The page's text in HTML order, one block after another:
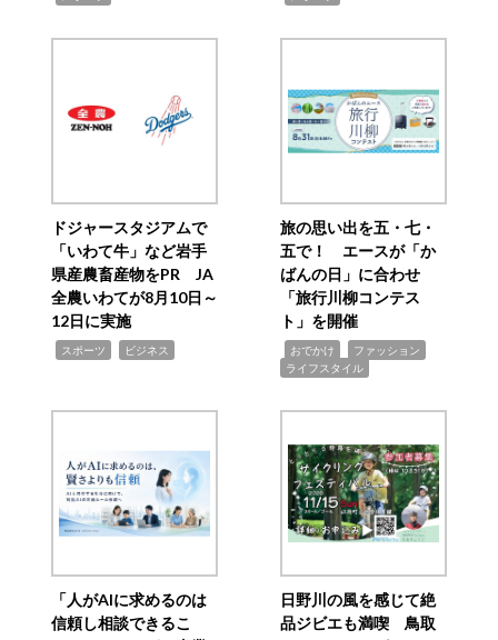
ドジャースタジアムで
「いわて牛」など岩手
県産農畜産物をPR JA
全農いわてが8月10日～
12日に実施
スポーツ ビジネス
旅の思い出を五・七・
五で！ エースが「か
ばんの日」に合わせ
「旅行川柳コンテス
ト」を開催
おでかけ ファッション
ライフスタイル
「人がAIに求めるのは
信頼し相談できるこ
日野川の風を感じて絶
品ジビエも満喫 鳥取